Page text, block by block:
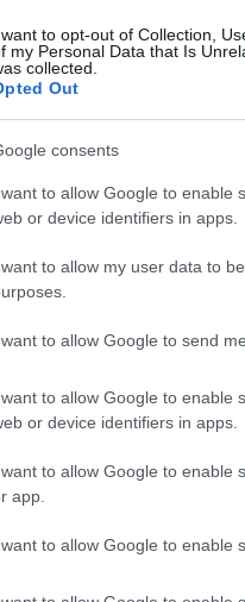
to opt-out of Collection,
my Personal Data that Is
collected.
Out
consents
to allow Google to enable
or device identifiers in apps.
to allow my user data to
to allow Google to send
to allow Google to enable
or device identifiers in apps.
to allow Google to enable
app.
to allow Google to enable
egy évvel
mindketten túl
eltelnie, mire -
Jennifer
ruhájának
is, hiszen tavaly